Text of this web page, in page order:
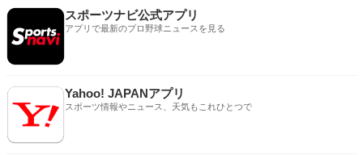
スポーツナビ公式アプリ
アプリで最新のプロ野球ニュースを見る
Yahoo! JAPANアプリ
スポーツ情報やニュース、天気もこれひとつで